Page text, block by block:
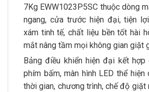
7Kg EWW1023P5SC thuộc dòng
ngang, cửa trước hiện đại, tiện
xám tinh tế, chất liệu bền tốt hài
mắt nâng tầm mọi không gian giặt
Bảng điều khiển hiện đại kết hợp
phím bấm, màn hình LED thể
thời gian, chương trình, chế độ giặt